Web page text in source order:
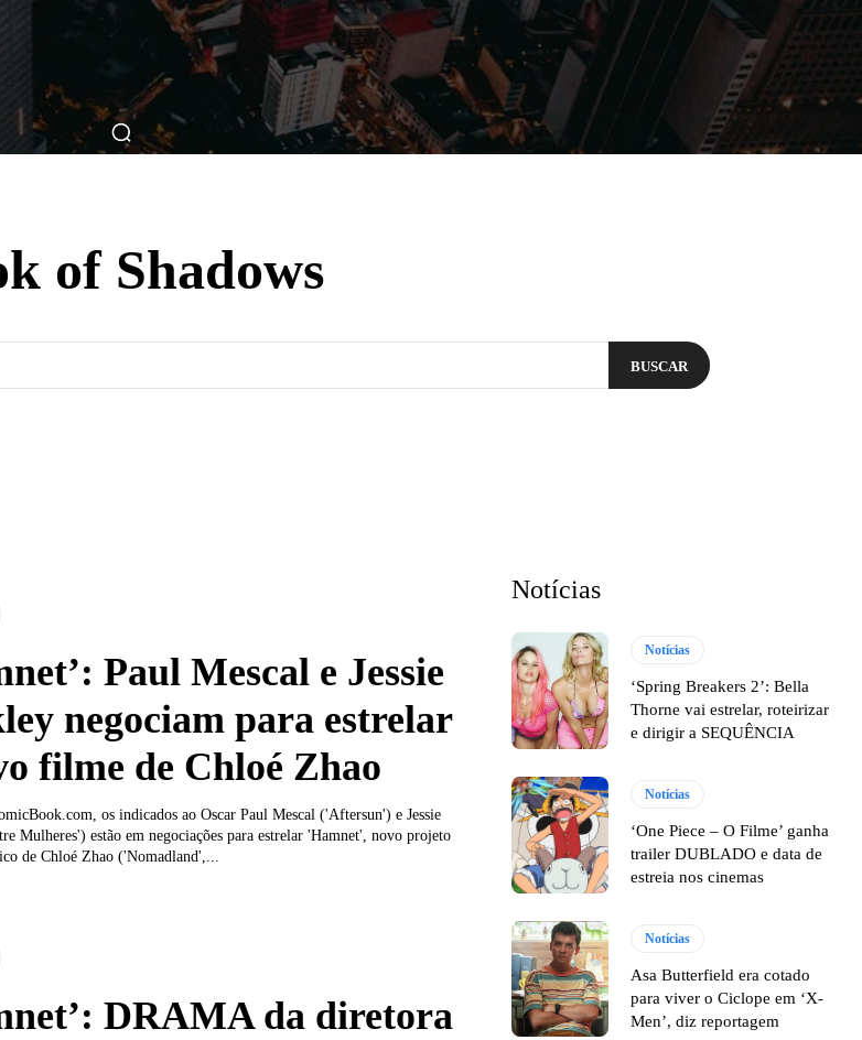
Cinemas Matérias Nos Cinemas Filmes Séries Música Gênero
of Shadows
BUSCAR
Paul Mescal e Jessie
negociam para estrelar
filme de Chloé Zhao
os indicados ao Oscar Paul Mescal ('Aftersun') e Jessie
Mulheres') estão em negociações para estrelar 'Hamnet', novo projeto
de Chloé Zhao ('Nomadland',...
DRAMA da diretora
Notícias
Notícias
‘Spring Breakers 2’: Bella
Thorne vai estrelar, roteirizar
e dirigir a SEQUÊNCIA
Notícias
‘One Piece – O Filme’ ganha
trailer DUBLADO e data de
estreia nos cinemas
Notícias
Asa Butterfield era cotado
para viver o Ciclope em ‘X-
Men’, diz reportagem